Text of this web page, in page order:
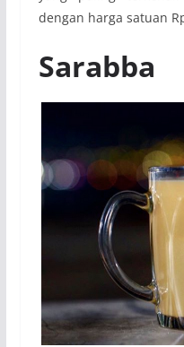
dengan harga satuan
Sarabba